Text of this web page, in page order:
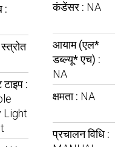
:
टाइप :
Light
कंडेंसर : NA
आयाम (एल*
डब्ल्यू* एच) :
NA
क्षमता : NA
प्रचालन विधि :